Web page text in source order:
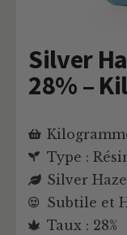
Silver
28% –
Type :
Silver Haze
Subtile et
Taux : 28%